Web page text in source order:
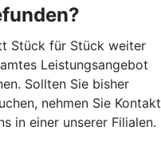
Stück für Stück weiter
Leistungsangebot
Sollten Sie bisher
nehmen Sie Kontakt
in einer unserer Filialen.